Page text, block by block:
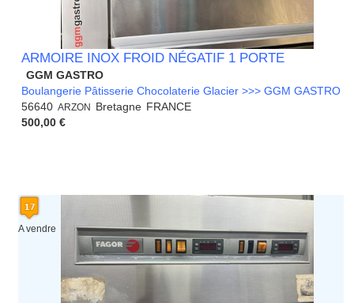
ARMOIRE INOX FROID NÉGATIF 1 PORTE
GGM GASTRO
Boulangerie Pâtisserie Chocolaterie Glacier >>> GGM GASTRO
56640 ARZON Bretagne FRANCE
500,00 €
A vendre